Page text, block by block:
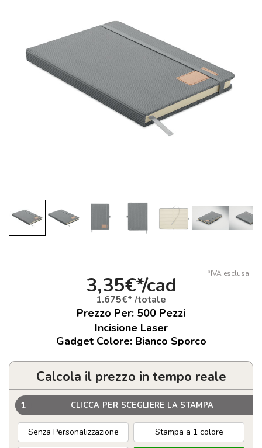
*IVA esclusa
3,35€*/cad
1.675€* /totale
Prezzo Per: 500 Pezzi
Incisione Laser
Gadget Colore: Bianco Sporco
Calcola il prezzo in tempo reale
1 CLICCA PER SCEGLIERE LA STAMPA
Senza Personalizzazione Stampa a 1 colore